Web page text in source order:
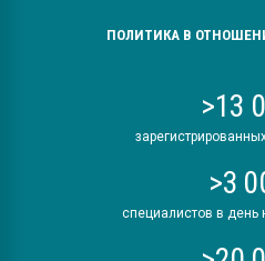
ПОЛИТИКА В
>13
>3
специалистов в